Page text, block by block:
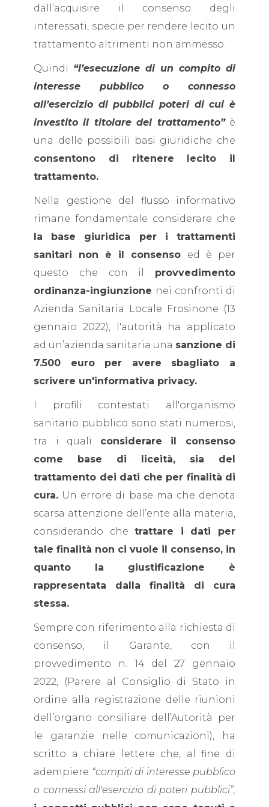
dall’acquisire il consenso degli
interessati, specie per rendere lecito un
trattamento altrimenti non ammesso.
Quindi “l’esecuzione di un compito di
interesse pubblico o connesso
all’esercizio di pubblici poteri di cui è
investito il titolare del trattamento”è
una delle possibili basi giuridiche che
consentono di ritenere lecito il
trattamento.
Nella gestione del flusso informativo
rimane fondamentale considerare che
la base giuridica per i trattamenti
sanitari non è il consenso ed è per
questo che con il provvedimento
ordinanza-ingiunzione nei confronti di
Azienda Sanitaria Locale Frosinone (13
gennaio 2022), l'autorità ha applicato
ad un’azienda sanitaria una sanzione di
7.500 euro per avere sbagliato a
scrivere un'informativa privacy.
I profili contestati all'organismo
sanitario pubblico sono stati numerosi,
tra i quali considerare il consenso
come base di liceità, sia del
trattamento dei dati che per finalità di
cura. Un errore di base ma che denota
scarsa attenzione dell’ente alla materia,
considerando chetrattare i dati per
tale finalità non ci vuole il consenso, in
quanto la giustificazione è
rappresentata dalla finalità di cura
stessa.
Sempre con riferimento alla richiesta di
consenso, il Garante, con il
provvedimento n. 14 del 27 gennaio
2022, (Parere al Consiglio di Stato in
ordine alla registrazione delle riunioni
dell’organo consiliare dell’Autorità per
le garanzie nelle comunicazioni), ha
scritto a chiare lettere che, al fine di
adempiere “compiti di interesse pubblico
o connessi all'esercizio di poteri pubblici”,